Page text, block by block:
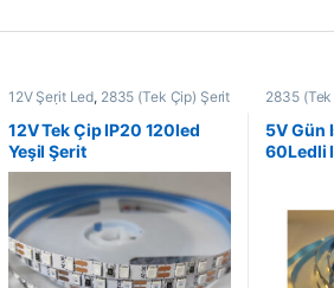
12V Şerit Led, 2835 (Tek Çip) Şerit
Ledler
İç Mekan Şerit Ledler
Led
ve Aydınlatma Çözümleri,Şerit
Led
12V Tek Çip IP20 120led
Yeşil Şerit
2835
Çözümleri
5V Gün
60Ledli